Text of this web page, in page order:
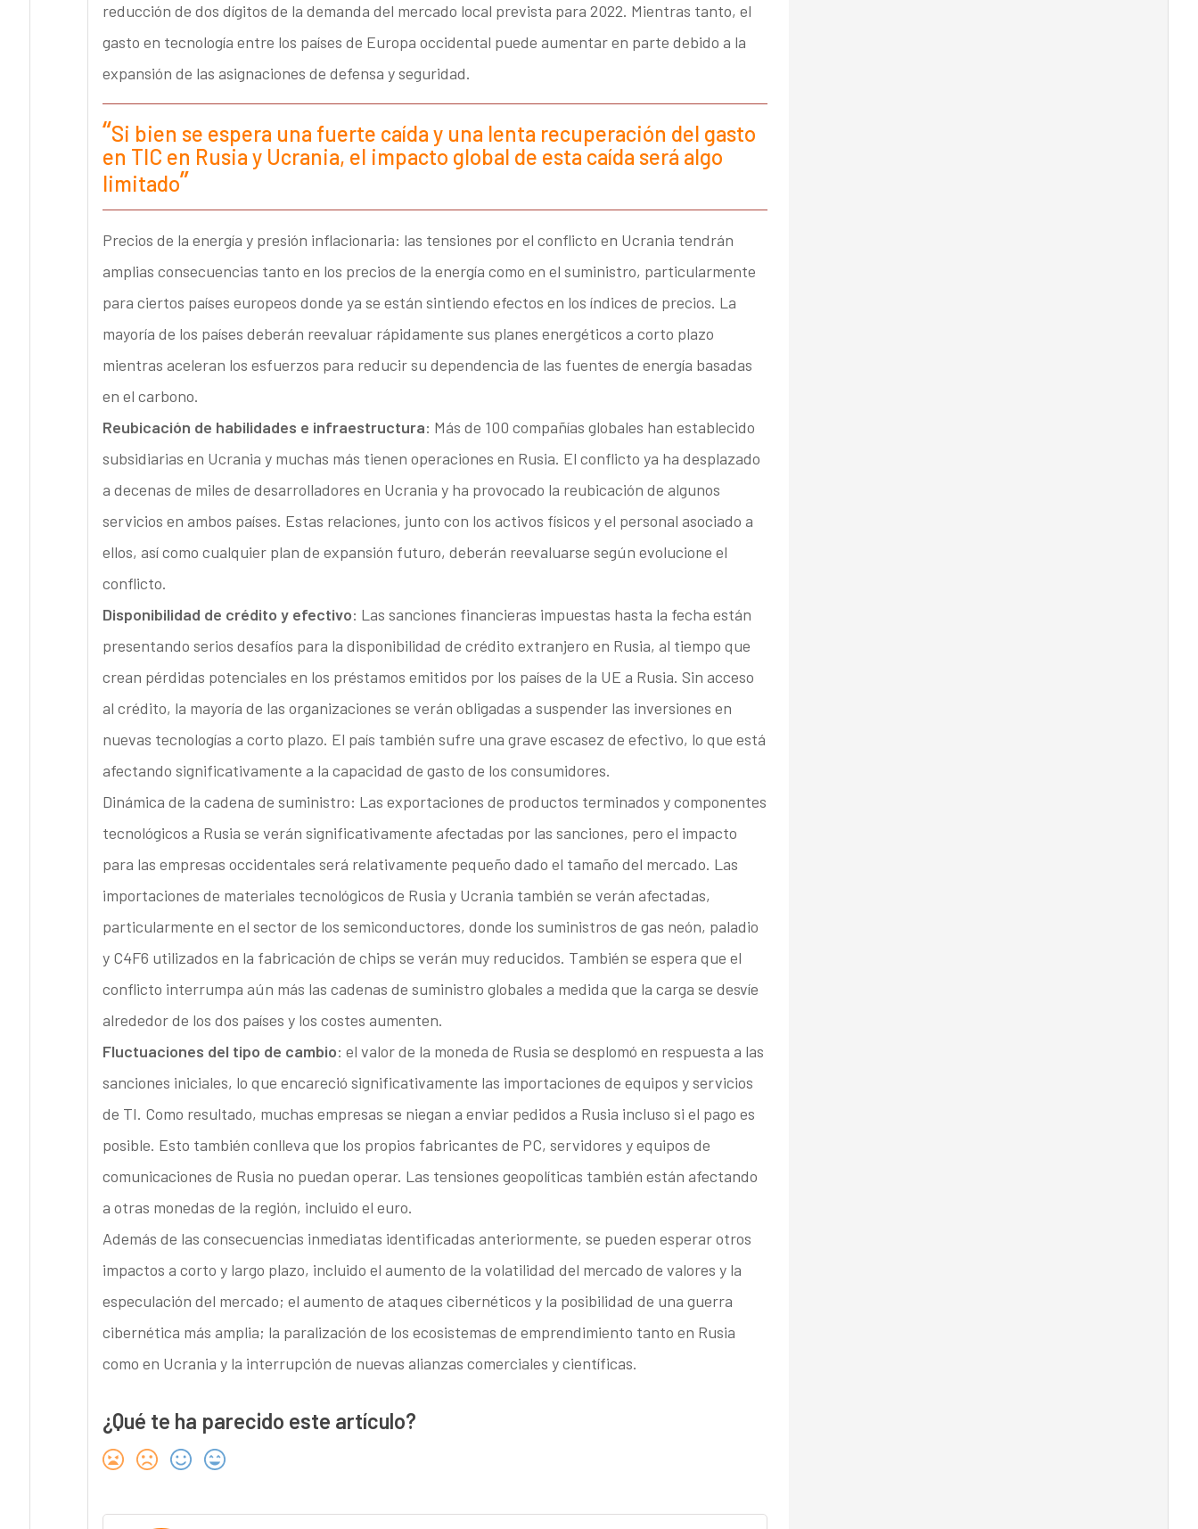
reducción de dos dígitos de la demanda del mercado local prevista para 2022. Mientras tanto, el
gasto en tecnología entre los países de Europa occidental puede aumentar en parte debido a la
expansión de las asignaciones de defensa y seguridad.
Si bien se espera una fuerte caída y una lenta recuperación del gasto
en TIC en Rusia y Ucrania, el impacto global de esta caída será algo
limitado
Precios de la energía y presión inflacionaria: las tensiones por el conflicto en Ucrania tendrán
amplias consecuencias tanto en los precios de la energía como en el suministro, particularmente
para ciertos países europeos donde ya se están sintiendo efectos en los índices de precios. La
mayoría de los países deberán reevaluar rápidamente sus planes energéticos a corto plazo
mientras aceleran los esfuerzos para reducir su dependencia de las fuentes de energía basadas
en el carbono.
Reubicación de habilidades e infraestructura: Más de 100 compañías globales han establecido
subsidiarias en Ucrania y muchas más tienen operaciones en Rusia. El conflicto ya ha desplazado
a decenas de miles de desarrolladores en Ucrania y ha provocado la reubicación de algunos
servicios en ambos países. Estas relaciones, junto con los activos físicos y el personal asociado a
ellos, así como cualquier plan de expansión futuro, deberán reevaluarse según evolucione el
conflicto.
Disponibilidad de crédito y efectivo: Las sanciones financieras impuestas hasta la fecha están
presentando serios desafíos para la disponibilidad de crédito extranjero en Rusia, al tiempo que
crean pérdidas potenciales en los préstamos emitidos por los países de la UE a Rusia. Sin acceso
al crédito, la mayoría de las organizaciones se verán obligadas a suspender las inversiones en
nuevas tecnologías a corto plazo. El país también sufre una grave escasez de efectivo, lo que está
afectando significativamente a la capacidad de gasto de los consumidores.
Dinámica de la cadena de suministro: Las exportaciones de productos terminados y componentes
tecnológicos a Rusia se verán significativamente afectadas por las sanciones, pero el impacto
para las empresas occidentales será relativamente pequeño dado el tamaño del mercado. Las
importaciones de materiales tecnológicos de Rusia y Ucrania también se verán afectadas,
particularmente en el sector de los semiconductores, donde los suministros de gas neón, paladio
y C4F6 utilizados en la fabricación de chips se verán muy reducidos. También se espera que el
conflicto interrumpa aún más las cadenas de suministro globales a medida que la carga se desvíe
alrededor de los dos países y los costes aumenten.
Fluctuaciones del tipo de cambio: el valor de la moneda de Rusia se desplomó en respuesta a las
sanciones iniciales, lo que encareció significativamente las importaciones de equipos y servicios
de TI. Como resultado, muchas empresas se niegan a enviar pedidos a Rusia incluso si el pago es
posible. Esto también conlleva que los propios fabricantes de PC, servidores y equipos de
comunicaciones de Rusia no puedan operar. Las tensiones geopolíticas también están afectando
a otras monedas de la región, incluido el euro.
Además de las consecuencias inmediatas identificadas anteriormente, se pueden esperar otros
impactos a corto y largo plazo, incluido el aumento de la volatilidad del mercado de valores y la
especulación del mercado; el aumento de ataques cibernéticos y la posibilidad de una guerra
cibernética más amplia; la paralización de los ecosistemas de emprendimiento tanto en Rusia
como en Ucrania y la interrupción de nuevas alianzas comerciales y científicas.
¿Qué te ha parecido este artículo?